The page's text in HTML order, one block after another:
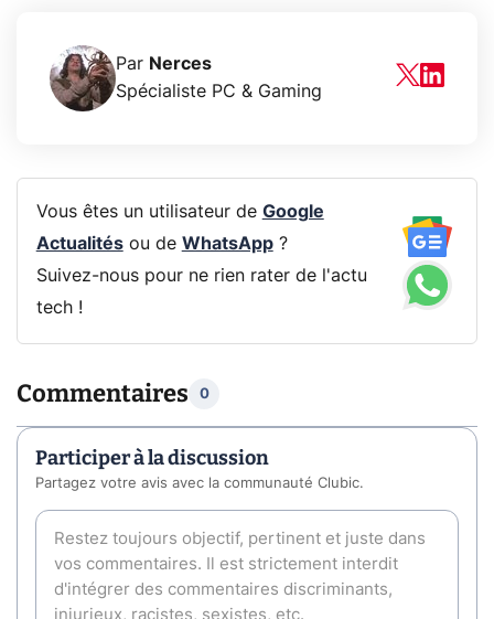
Par Nerces
Spécialiste PC & Gaming
Vous êtes un utilisateur de Google
Actualitésou de WhatsApp?
Suivez-nous pour ne rien rater de l'actu
tech !
Commentaires 0
Participer à la discussion
Partagez votre avis avec la communauté Clubic.